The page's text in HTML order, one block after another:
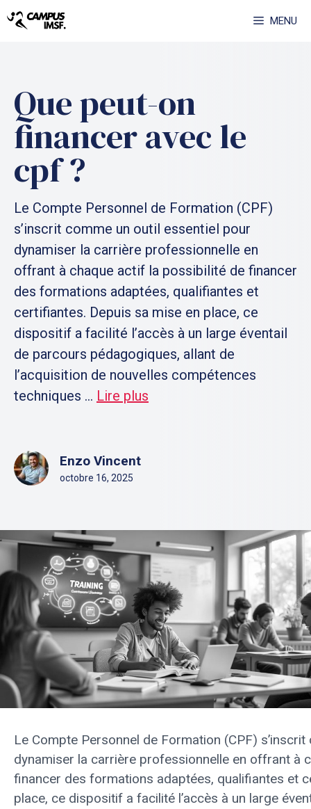
Aller
MENU
Que peut-on
financer avec le
cpf ?
Le Compte Personnel de Formation (CPF)
s’inscrit comme un outil essentiel pour
dynamiser la carrière professionnelle en
offrant à chaque actif la possibilité de financer
des formations adaptées, qualifiantes et
certifiantes. Depuis sa mise en place, ce
dispositif a facilité l’accès à un large éventail
de parcours pédagogiques, allant de
l’acquisition de nouvelles compétences
techniques ... Lire plus
Enzo Vincent
octobre 16, 2025
Le Compte Personnel de Formation (CPF)
dynamiser la carrière professionnelle en offrant à
financer des formations adaptées, qualifiantes et
place, ce dispositif a facilité l’accès à un large